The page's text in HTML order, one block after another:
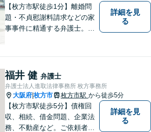
駅5分】
【枚方市駅徒歩1分】離婚問
題・不貞慰謝料請求などの家
事事件に精通する弁護士。依
致します。どんなお悩みで
も、ご相談ください。【キッ
ズスペースあり】
詳細を見
る
福井 健 弁護士
弁護士法人進取法律事務所 枚方事務所
大阪府 枚方市 枚方市駅 から徒歩5分
【枚方市駅徒歩5分】債権回
収、相続、借金問題、企業法
務、不動産など。ご依頼者さ
詳細を見
る